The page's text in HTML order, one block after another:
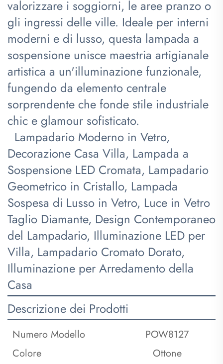
valorizzare i soggiorni, le aree pranzo o
gli ingressi delle ville. Ideale per interni
moderni e di lusso, questa lampada a
sospensione unisce maestria artigianale
artistica a un'illuminazione funzionale,
fungendo da elemento centrale
sorprendente che fonde stile industriale
chic e glamour sofisticato.
Lampadario Moderno in Vetro,
Decorazione Casa Villa, Lampada a
Sospensione LED Cromata, Lampadario
Geometrico in Cristallo, Lampada
Sospesa di Lusso in Vetro, Luce in Vetro
Taglio Diamante, Design Contemporaneo
del Lampadario, Illuminazione LED per
Villa, Lampadario Cromato Dorato,
Illuminazione per Arredamento della
Casa
Descrizione dei Prodotti
Numero Modello
POW8127
Colore
Ottone